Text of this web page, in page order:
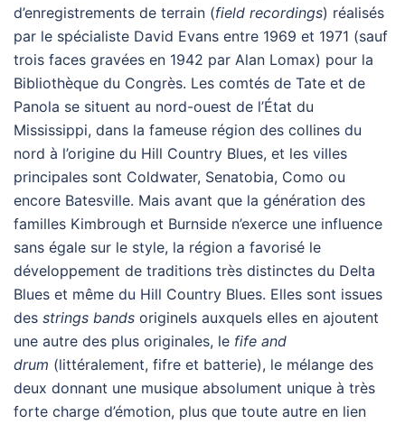
d’enregistrements de terrain (field recordings) réalisés
par le spécialiste David Evans entre 1969 et 1971 (sauf
trois faces gravées en 1942 par Alan Lomax) pour la
Bibliothèque du Congrès. Les comtés de Tate et de
Panola se situent au nord-ouest de l’État du
Mississippi, dans la fameuse région des collines du
nord à l’origine du Hill Country Blues, et les villes
principales sont Coldwater, Senatobia, Como ou
encore Batesville. Mais avant que la génération des
familles Kimbrough et Burnside n’exerce une influence
sans égale sur le style, la région a favorisé le
développement de traditions très distinctes du Delta
Blues et même du Hill Country Blues. Elles sont issues
des strings bands originels auxquels elles en ajoutent
une autre des plus originales, le fife and
drum (littéralement, fifre et batterie), le mélange des
deux donnant une musique absolument unique à très
forte charge d’émotion, plus que toute autre en lien